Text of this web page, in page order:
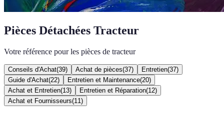
Pièces Détachées Tracteur
Votre référence pour les pièces de tracteur
Conseils d'Achat(39) Achat de pièces(37) Entretien(37)
Guide d'Achat(22) Entretien et Maintenance(20)
Achat et Entretien(13) Entretien et Réparation(12)
Achat et Fournisseurs(11 )